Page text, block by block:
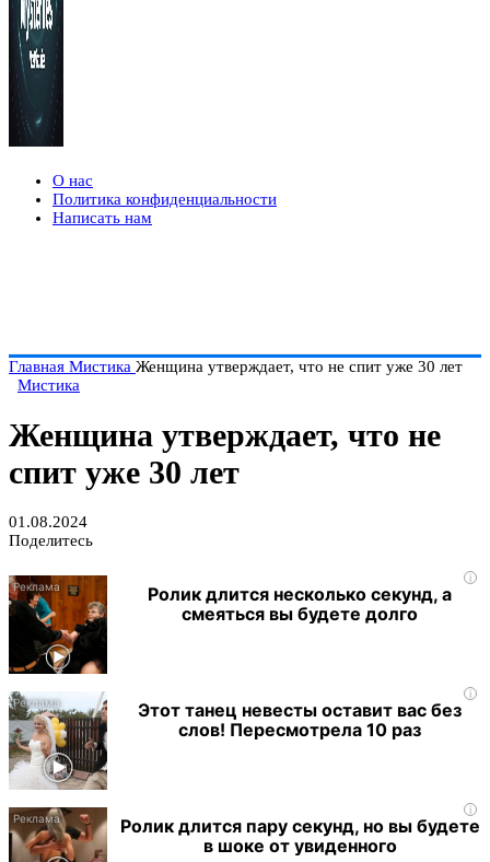
О нас
Политика конфиденциальности
Написать нам
Главная Мистика Женщина утверждает, что не спит уже 30 лет
Мистика
Женщина утверждает, что не
спит уже 30 лет
01.08.2024
Поделитесь
i
Ролик длится несколько секунд, а
смеяться вы будете долго
i
Этот танец невесты оставит вас без
слов! Пересмотрела 10 раз
i
Ролик длится пару секунд, но вы будете
в шоке от увиденного